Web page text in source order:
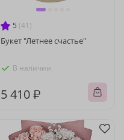
5 (41)
Букет "Летнее счастье"
В наличии
5 410 ₽